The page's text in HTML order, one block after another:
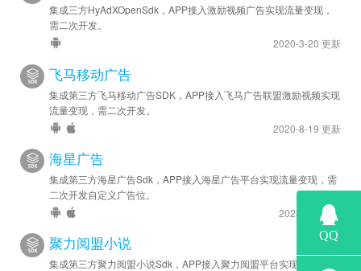
集成三方HyAdXOpenSdk，APP接入激励视频广告实现流量变现，
需二次开发。
2020-3-20 更新
飞马移动广告
集成第三方飞马移动广告SDK，APP接入飞马广告联盟激励视频实现
流量变现，需二次开发。
2020-8-19 更新
海星广告
集成第三方海星广告Sdk，APP接入海星广告平台实现流量变现，需
二次开发自定义广告位。
2023-5-6 更新
聚力阅盟小说
集成第三方聚力阅盟小说Sdk，APP接入聚力阅盟平台实现流量变